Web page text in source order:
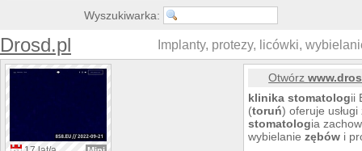
Wyszukiwarka:
Drosd.pl Implanty, protezy, licówki,
Otwórz
klinika stomatologii
(toruń) oferuje
stomatologia
wybielaniezębów i